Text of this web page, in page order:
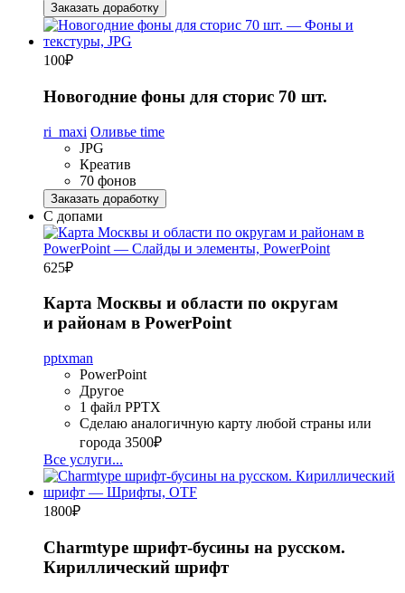
Заказать доработку
100₽
Новогодние фоны для сторис 70 шт.
ri_maxi Оливье time
JPG
Креатив
70 фонов
Заказать доработку
С допами
625₽
Карта Москвы и области по округам
и районам в PowerPoint
pptxman
PowerPoint
Другое
1 файл PPTX
Сделаю аналогичную карту любой страны или
города 3500₽
Все услуги...
1800₽
Charmtype шрифт-бусины на русском.
Кириллический шрифт